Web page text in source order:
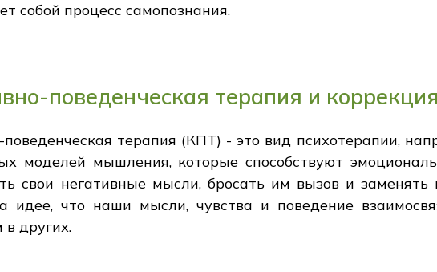
собой процесс самопознания.
поведенческая терапия и
поведенческая терапия (КПТ) - это вид психотерапии,
моделей мышления, которые способствуют
свои негативные мысли, бросать им вызов и
идее, что наши мысли, чувства и поведение
других.